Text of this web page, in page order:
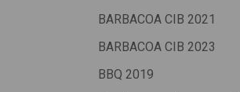
BARBACOA CIB 2021
BARBACOA CIB 2023
BBQ 2019